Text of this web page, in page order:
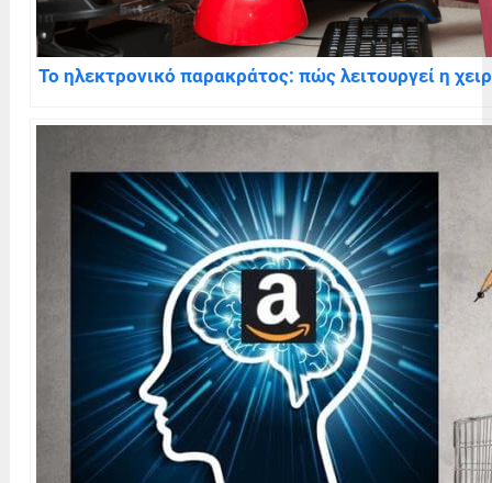
Το ηλεκτρονικό παρακράτος: πώς λειτουργεί η